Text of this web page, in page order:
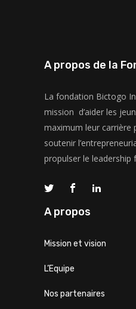
A propos de la
La fondation Bictogo
mission d’aider les
maximum leur carrière
soutenir
propulser le leadership
A propos
Mission et vision
L’Equipe
Nos partenaires